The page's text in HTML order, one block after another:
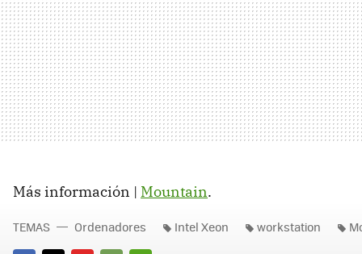
Más información | Mountain.
TEMAS Ordenadores Intel Xeon workstation